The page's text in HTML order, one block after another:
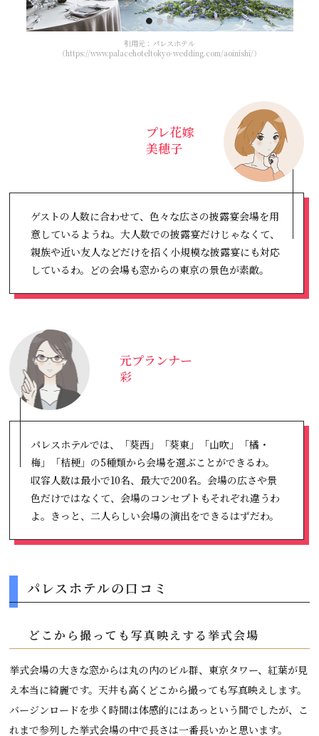
引用元：パレスホテル
（https://www.palacehoteltokyo-wedding.com/aoinishi/）
ゲストの人数に合わせて、色々な広さの披露宴会場を用
意しているようね。大人数での披露宴だけじゃなくて、
親族や近い友人などだけを招く小規模な披露宴にも対応
しているわ。どの会場も窓からの東京の景色が素敵。
プレ花嫁
美穂子
パレスホテルでは、「葵西」「葵東」「山吹」「橘・
梅」「桔梗」の5種類から会場を選ぶことができるわ。
収容人数は最小で10名、最大で200名。会場の広さや景
色だけではなくて、会場のコンセプトもそれぞれ違うわ
よ。きっと、二人らしい会場の演出をできるはずだわ。
元プランナー
彩
パレスホテルの口コミ
どこから撮っても写真映えする挙式会場
挙式会場の大きな窓からは丸の内のビル群、東京タワー、紅葉が見
え本当に綺麗です。天井も高くどこから撮っても写真映えします。
バージンロードを歩く時間は体感的にはあっという間でしたが、こ
れまで参列した挙式会場の中で長さは一番長いかと思います。